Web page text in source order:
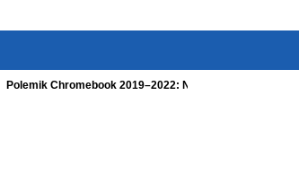
Polemik Chromebook 2019–2022: Nadiem Dipanggil,